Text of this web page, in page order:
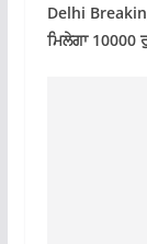
Delhi
ਮਿਲੇਗਾ